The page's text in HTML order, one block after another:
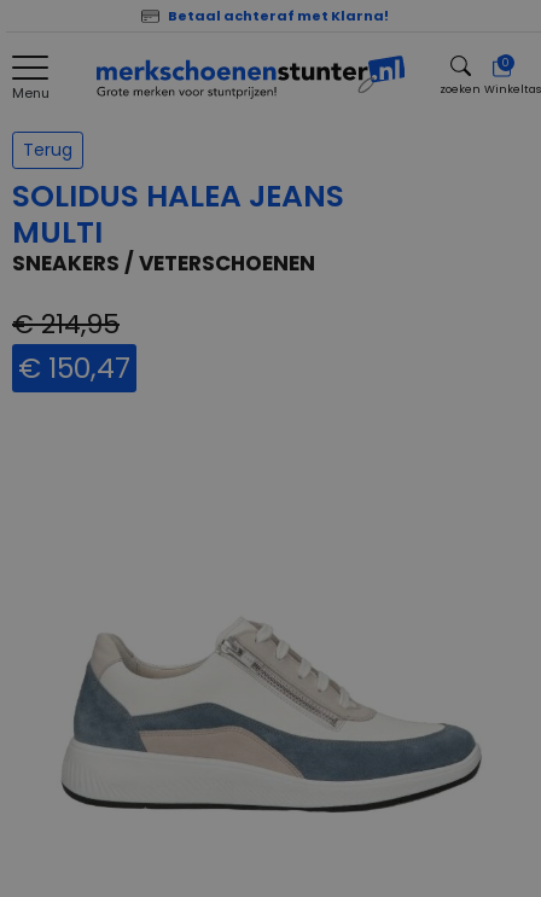
Betaal achteraf met Klarna!
Menu zoeken
0
Winkeltas
Terug
SOLIDUS HALEA JEANS
MULTI
SNEAKERS / VETERSCHOENEN
€ 214,95
€ 150,47